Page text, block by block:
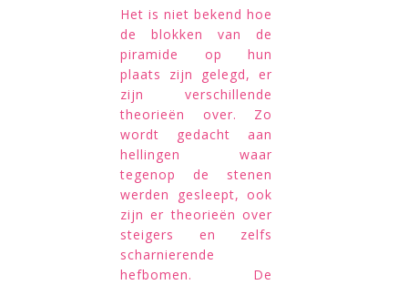
Het is niet bekend hoe
de blokken van de
piramide op hun
plaats zijn gelegd, er
zijn verschillende
theorieën over. Zo
wordt gedacht aan
hellingen waar
tegenop de stenen
werden gesleept, ook
zijn er theorieën over
steigers en zelfs
scharnierende
hefbomen. De